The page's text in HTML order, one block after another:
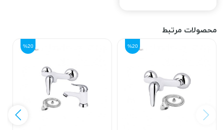
محصولات مرتبط
%20
%20